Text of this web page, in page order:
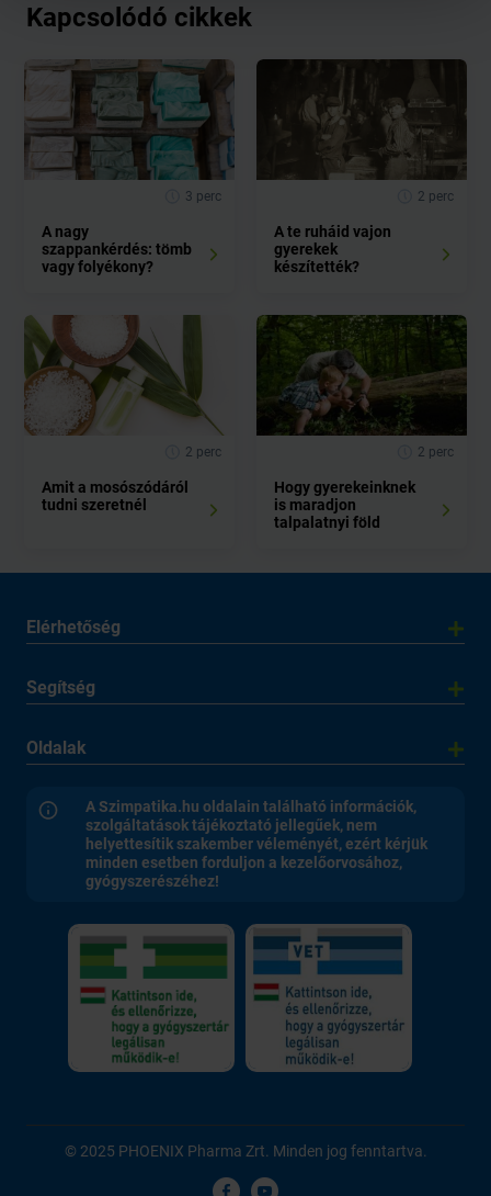
Kapcsolódó cikkek
3 perc
A nagy
szappankérdés: tömb
vagy folyékony?
2 perc
A te ruháid vajon
gyerekek
készítették?
2 perc
Amit a mosószódáról
tudni szeretnél
2 perc
Hogy gyerekeinknek
is maradjon
talpalatnyi föld
Elérhetőség
Segítség
Oldalak
A Szimpatika.hu oldalain található információk,
szolgáltatások tájékoztató jellegűek, nem
helyettesítik szakember véleményét, ezért kérjük
minden esetben forduljon a kezelőorvosához,
gyógyszerészéhez!
© 2025 PHOENIX Pharma Zrt. Minden jog fenntartva.